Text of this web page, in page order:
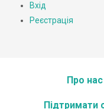
Вхід
Реєстрація
Про нас
Підтримати